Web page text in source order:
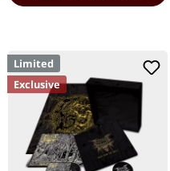
Limited
Exclusive